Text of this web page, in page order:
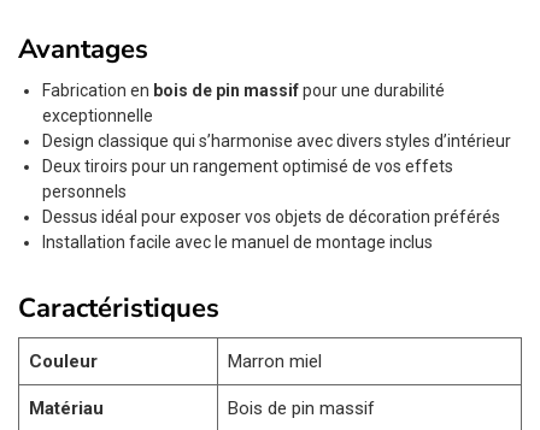
Avantages
Fabrication en bois de pin massifpour une durabilité
exceptionnelle
Design classique qui s’harmonise avec divers styles d’intérieur
Deux tiroirs pour un rangement optimisé de vos effets
personnels
Dessus idéal pour exposer vos objets de décoration préférés
Installation facile avec le manuel de montage inclus
Caractéristiques
Couleur Marron miel
Matériau Bois de pin massif